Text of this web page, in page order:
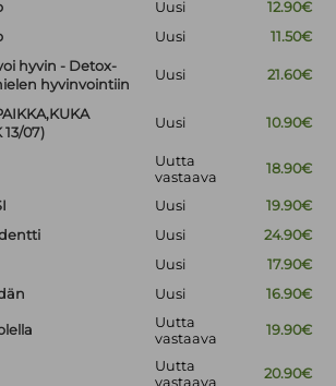
Uusi
12.90€
Uusi
11.50€
hyvin - Detox-
hyvinvointiin
Uusi 21.60€
13/07)
Uusi 10.90€
Uutta
vastaava
18.90€
Uusi
19.90€
Uusi
24.90€
Uusi
17.90€
Uusi 16.90€
Uutta
vastaava
19.90€
Uutta
vastaava
20.90€